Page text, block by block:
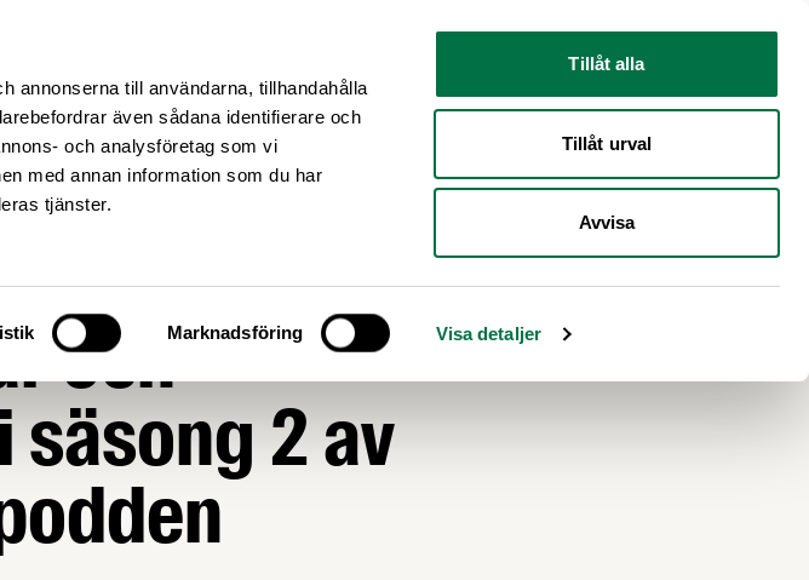
annonserna till användarna, tillhandahålla
även sådana identifierare och
och analysföretag som vi
med annan information som du har
tjänster.
Marknadsföring Visa detaljer
Tillåt alla
Tillåt urval
Avvisa
och
2 av